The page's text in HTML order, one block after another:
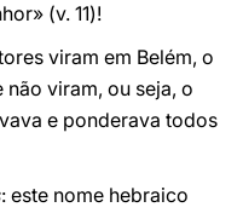
(v. 11)!
viram em Belém, o
viram, ou seja, o
e ponderava todos
: este nome hebraico